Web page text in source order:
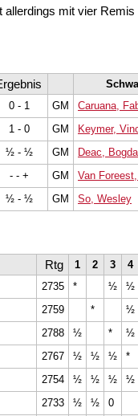
mit vier
0 - 1 GM Caruana,
1 - 0 GM Keymer,
½ - ½ GM Deac,
- - + GM Van
½ - ½ GM So, Wesley
Rtg 1 2 3 4
2735 * ½ ½
2759 * ½
2788 ½ * ½
2767 ½ ½ ½ *
2754 ½ ½ ½ ½
2733 ½ ½ 0